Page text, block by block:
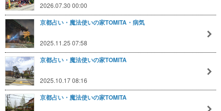
2026.07.30 00:00
京都占い・魔法使いの家TOMITA・病気
2025.11.25 07:58
京都占い・魔法使いの家TOMITA
2025.10.17 08:16
京都占い・魔法使いの家TOMITA